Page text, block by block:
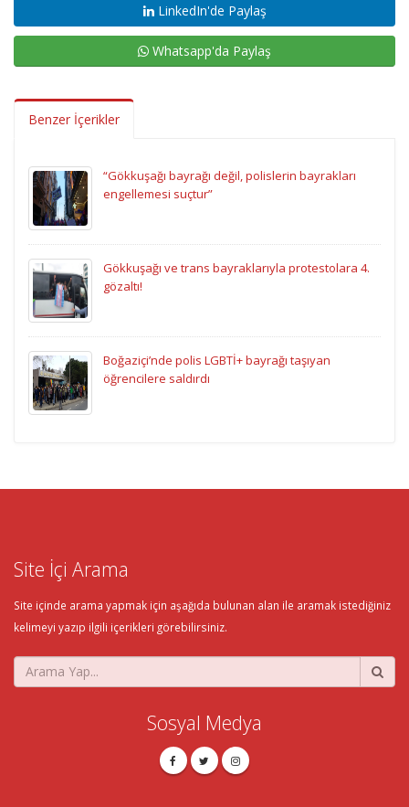
LinkedIn'de Paylaş
Whatsapp'da Paylaş
Benzer İçerikler
“Gökkuşağı bayrağı değil, polislerin bayrakları
engellemesi suçtur”
Gökkuşağı ve trans bayraklarıyla protestolara 4.
gözaltı!
Boğaziçi’nde polis LGBTİ+ bayrağı taşıyan
öğrencilere saldırdı
Site İçi Arama
Site içinde arama yapmak için aşağıda bulunan alan ile aramak istediğiniz
kelimeyi yazıp ilgili içerikleri görebilirsiniz.
Sosyal Medya